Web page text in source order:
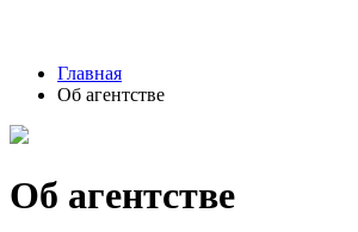
Главная
Об агентстве
Об агентстве